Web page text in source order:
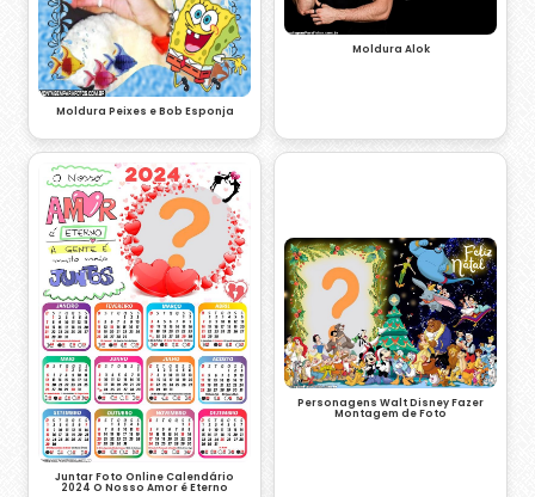
Moldura Peixes e Bob Esponja
Moldura Alok
Juntar Foto Online Calendário
2024 O Nosso Amor é Eterno
Personagens Walt Disney Fazer
Montagem de Foto